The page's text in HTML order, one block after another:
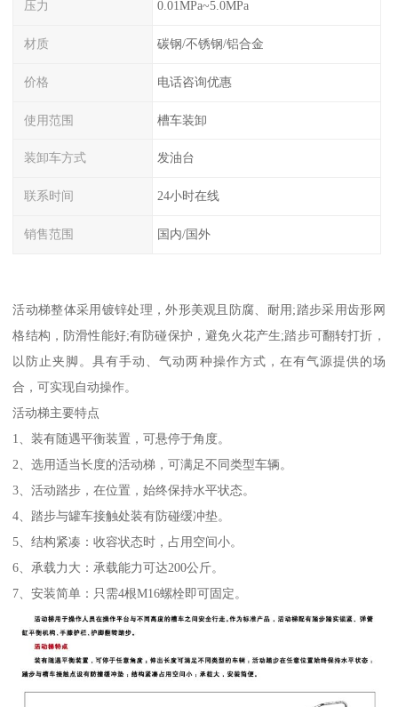
压力 0.01MPa~5.0MPa
材质 碳钢/不锈钢/铝合金
价格 电话咨询优惠
使用范围 槽车装卸
装卸车方式 发油台
联系时间 24小时在线
销售范围 国内/国外
活动梯整体采用镀锌处理，外形美观且防腐、耐用;踏步采用齿形网
格结构，防滑性能好;有防碰保护，避免火花产生;踏步可翻转打折，
以防止夹脚。具有手动、气动两种操作方式，在有气源提供的场
合，可实现自动操作。
活动梯主要特点
1、装有随遇平衡装置，可悬停于角度。
2、选用适当长度的活动梯，可满足不同类型车辆。
3、活动踏步，在位置，始终保持水平状态。
4、踏步与罐车接触处装有防碰缓冲垫。
5、结构紧凑：收容状态时，占用空间小。
6、承载力大：承载能力可达200公斤。
7、安装简单：只需4根M16螺栓即可固定。